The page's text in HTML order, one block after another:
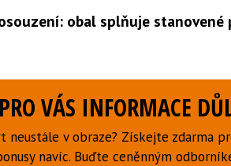
obal splňuje stanovené
VÁS INFORMACE
neustále v obraze? Získejte zdarma
navíc. Buďte ceněnným